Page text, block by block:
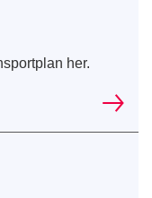
her.